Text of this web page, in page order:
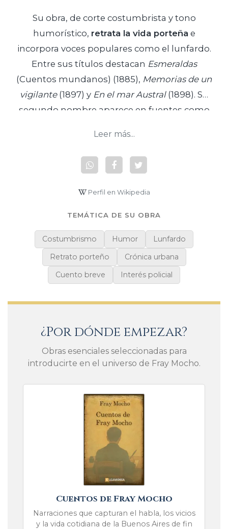
Su obra, de corte costumbrista y tono
humorístico, retrata la vida porteñae
incorpora voces populares como el lunfardo.
Entre sus títulos destacan Esmeraldas
(Cuentos mundanos) (1885), Memorias de un
vigilante(1897) y En el mar Austral(1898). Su
segundo nombre aparece en fuentes como
Leer más...
Perfil en Wikipedia
TEMÁTICA DE SU OBRA
Costumbrismo Humor
Lunfardo
Retrato porteño
Crónica urbana
Cuento breve
Interés policial
¿Por dónde empezar?
Obras esenciales seleccionadas para
introducirte en el universo de Fray Mocho.
Cuentos de Fray Mocho
Narraciones que capturan el habla, los vicios
y la vida cotidiana de la Buenos Aires de fin